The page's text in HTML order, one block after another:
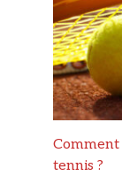
Comment
tennis ?